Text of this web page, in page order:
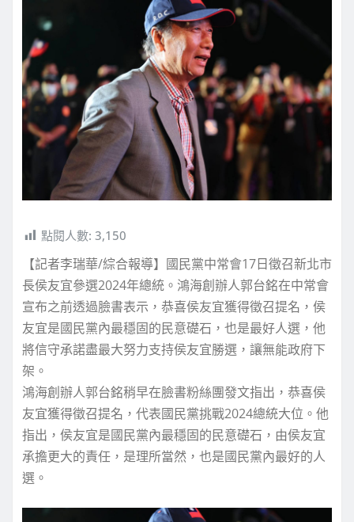
點閱人數: 3,150
【記者李瑞華/綜合報導】國民黨中常會17日徵召新北市
長侯友宜參選2024年總統。鴻海創辦人郭台銘在中常會
宣布之前透過臉書表示，恭喜侯友宜獲得徵召提名，侯
友宜是國民黨內最穩固的民意礎石，也是最好人選，他
將信守承諾盡最大努力支持侯友宜勝選，讓無能政府下
架。
鴻海創辦人郭台銘稍早在臉書粉絲團發文指出，恭喜侯
友宜獲得徵召提名，代表國民黨挑戰2024總統大位。他
指出，侯友宜是國民黨內最穩固的民意礎石，由侯友宜
承擔更大的責任，是理所當然，也是國民黨內最好的人
選。